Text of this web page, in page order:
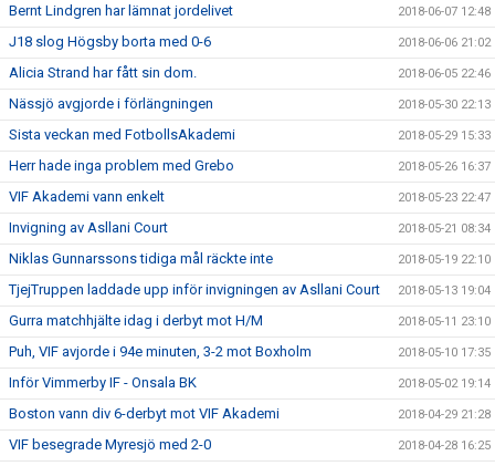
Bernt Lindgren har lämnat jordelivet 2018-06-07 12:48
J18 slog Högsby borta med 0-6 2018-06-06 21:02
Alicia Strand har fått sin dom. 2018-06-05 22:46
Nässjö avgjorde i förlängningen 2018-05-30 22:13
Sista veckan med FotbollsAkademi 2018-05-29 15:33
Herr hade inga problem med Grebo 2018-05-26 16:37
VIF Akademi vann enkelt 2018-05-23 22:47
Invigning av Asllani Court 2018-05-21 08:34
Niklas Gunnarssons tidiga mål räckte inte 2018-05-19 22:10
TjejTruppen laddade upp inför invigningen av Asllani Court 2018-05-13 19:04
Gurra matchhjälte idag i derbyt mot H/M 2018-05-11 23:10
Puh, VIF avjorde i 94e minuten, 3-2 mot Boxholm 2018-05-10 17:35
Inför Vimmerby IF - Onsala BK 2018-05-02 19:14
Boston vann div 6-derbyt mot VIF Akademi 2018-04-29 21:28
VIF besegrade Myresjö med 2-0 2018-04-28 16:25